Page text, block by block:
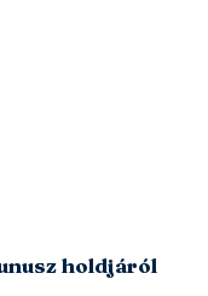
holdjáról